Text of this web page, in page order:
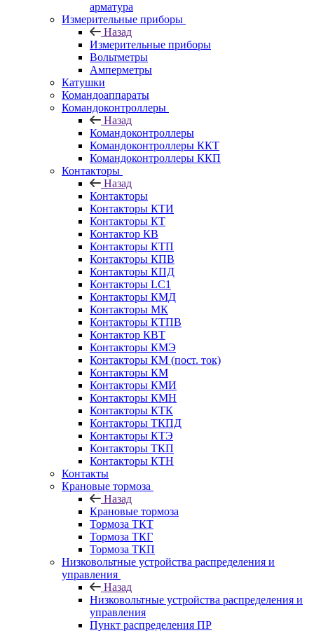
арматура
Измерительные приборы
Назад
Измерительные приборы
Вольтметры
Амперметры
Катушки
Командоаппараты
Командоконтроллеры
Назад
Командоконтроллеры
Командоконтроллеры ККТ
Командоконтроллеры ККП
Контакторы
Назад
Контакторы
Контакторы КТИ
Контакторы КТ
Контактор КВ
Контакторы КТП
Контакторы КПВ
Контакторы КПД
Контакторы LC1
Контакторы КМД
Контакторы МК
Контакторы КТПВ
Контактор КВТ
Контакторы КМЭ
Контакторы КМ (пост. ток)
Контакторы КМ
Контакторы КМИ
Контакторы КМН
Контакторы КТК
Контакторы ТКПД
Контакторы КТЭ
Контакторы ТКП
Контакторы КТН
Контакты
Крановые тормоза
Назад
Крановые тормоза
Тормоза ТКТ
Тормоза ТКГ
Тормоза ТКП
Низковольтные устройства распределения и
управления
Назад
Низковольтные устройства распределения и
управления
Пункт распределения ПР